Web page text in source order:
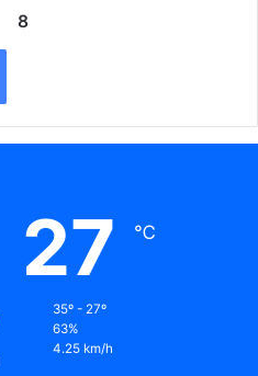
8
27 ℃
35º - 27º
63%
4.25 km/h